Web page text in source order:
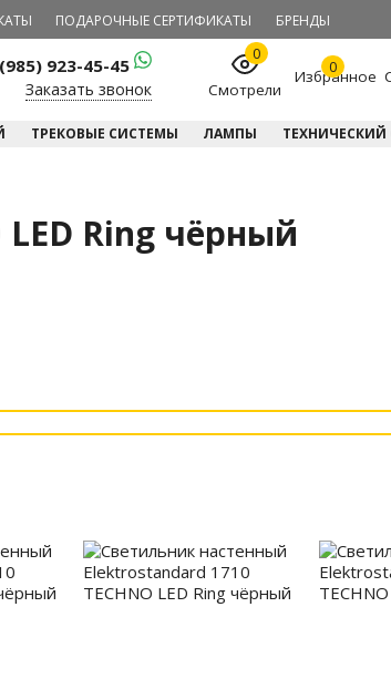
ПОДАРОЧНЫЕ СЕРТИФИКАТЫ БРЕНДЫ
923-45-45
Заказать звонок
0
Смотрели
0
Избранное
ТРЕКОВЫЕ СИСТЕМЫ ЛАМПЫ ТЕХНИЧЕСКИЙ
Ring чёрный